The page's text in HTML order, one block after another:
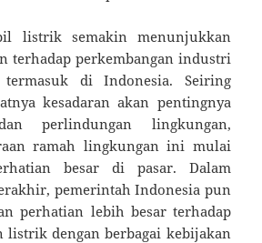
listrik semakin menunjukkan
terhadap perkembangan industri
di Indonesia. Seiring
kesadaran akan pentingnya
perlindungan lingkungan,
ramah lingkungan ini mulai
besar di pasar. Dalam
pemerintah Indonesia pun
perhatian lebih besar terhadap
listrik dengan berbagai kebijakan